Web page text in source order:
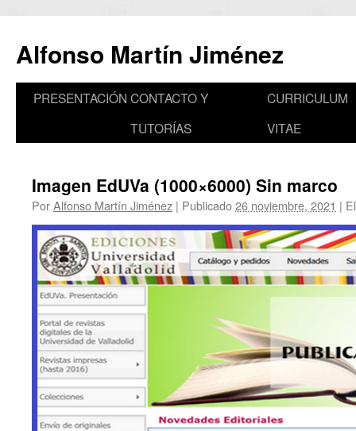
contenido
Alfonso Martín Jiménez
PRESENTACIÓN CONTACTO Y
TUTORÍAS
CURRICULUM
VITAE
Imagen EdUVa (1000×6000) Sin marco
PorAlfonso Martín Jiménez | Publicado26 noviembre, 2021 |